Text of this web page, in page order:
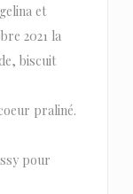
et
2021 la
biscuit
praliné.
pour